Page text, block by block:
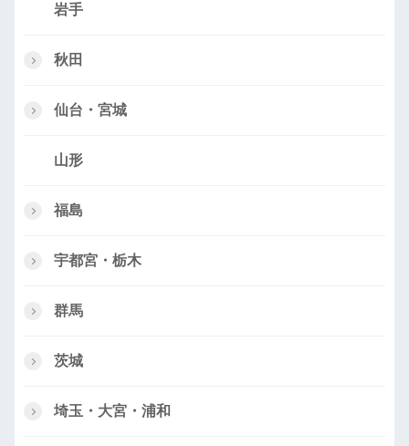
岩手
秋田
仙台・宮城
山形
福島
宇都宮・栃木
群馬
茨城
埼玉・大宮・浦和